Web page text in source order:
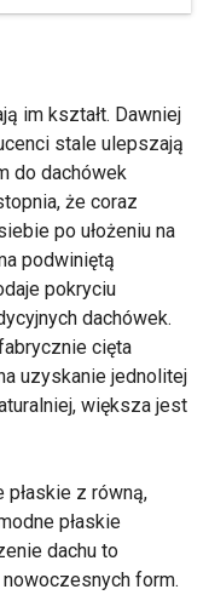
im kształt. Dawniej
stale ulepszają
do dachówek
że coraz
po ułożeniu na
podwiniętą
pokryciu
dachówek.
cięta
uzyskanie jednolitej
większa jest
z równą,
płaskie
dachu to
form.